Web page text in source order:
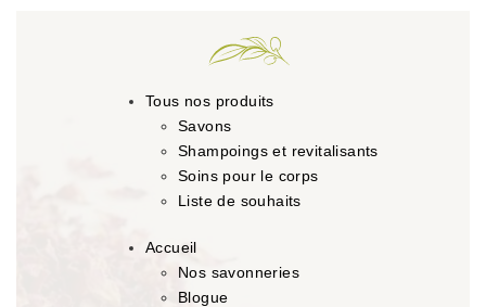
Tous nos produits
Savons
Shampoings et revitalisants
Soins pour le corps
Liste de souhaits
Accueil
Nos savonneries
Blogue